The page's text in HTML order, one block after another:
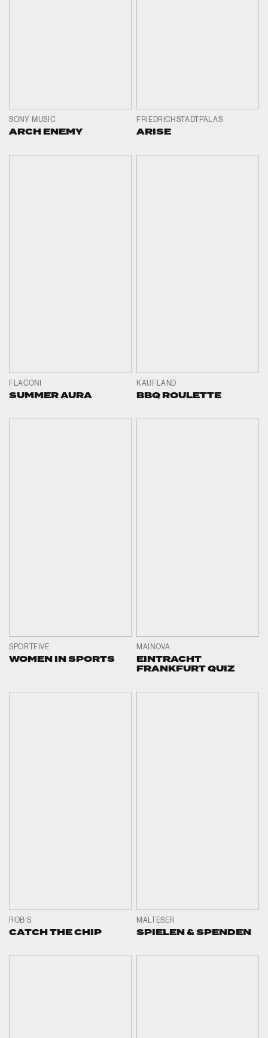
SONY MUSIC
ARCH ENEMY
FRIEDRICHSTADTPALAS
ARISE
FLACONI
SUMMER AURA
KAUFLAND
BBQ ROULETTE
SPORTFIVE
WOMEN IN SPORTS
MAINOVA
EINTRACHT
FRANKFURT QUIZ
ROB’S
CATCH THE CHIP
MALTESER
SPIELEN & SPENDEN